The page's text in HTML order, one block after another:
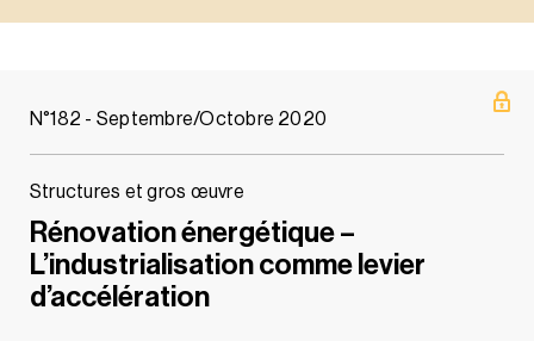
N°182 - Septembre/Octobre 2020
Structures et gros œuvre
Rénovation énergétique –
L’industrialisation comme levier
d’accélération